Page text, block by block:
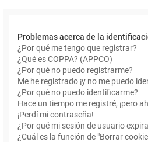
Problemas acerca de la
¿Por qué me tengo que registrar?
¿Qué es COPPA? (APPCO)
¿Por qué no puedo registrarme?
Me he registrado ¡y no me puedo
¿Por qué no puedo identificarme?
Hace un tiempo me registré, ¡pero
¡Perdí mi contraseña!
¿Por qué mi sesión de usuario
¿Cuál es la función de "Borrar